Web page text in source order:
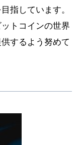
指しています。
トコインの世界
するよう努めて